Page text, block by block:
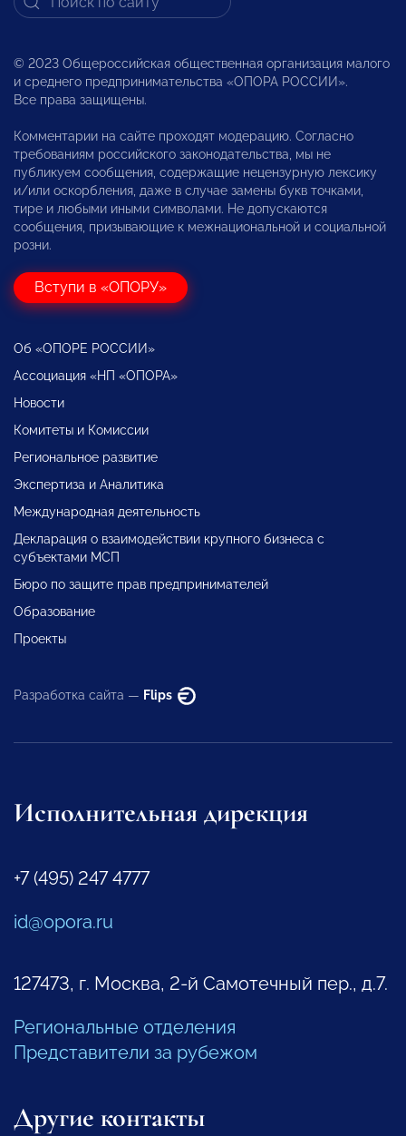
© 2023 Общероссийская общественная организация малого
и среднего предпринимательства «ОПОРА РОССИИ».
Все права защищены.
Комментарии на сайте проходят модерацию. Согласно
требованиям российского законодательства, мы не
публикуем сообщения, содержащие нецензурную лексику
и/или оскорбления, даже в случае замены букв точками,
тире и любыми иными символами. Не допускаются
сообщения, призывающие к межнациональной и социальной
розни.
Вступи в «ОПОРУ»
Об «ОПОРЕ РОССИИ»
Ассоциация «НП «ОПОРА»
Новости
Комитеты и Комиссии
Региональное развитие
Экспертиза и Аналитика
Международная деятельность
Декларация о взаимодействии крупного бизнеса с
субъектами МСП
Бюро по защите прав предпринимателей
Образование
Проекты
Разработка сайта — Flips
Исполнительная дирекция
+7 (495) 247 4777
id@opora.ru
127473, г. Москва, 2-й Самотечный пер., д.7.
Региональные отделения
Представители за рубежом
Другие контакты